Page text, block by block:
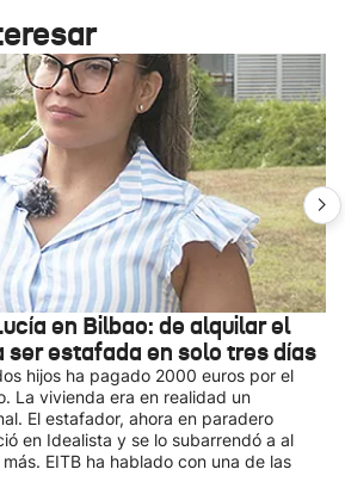
en Bilbao: de alquilar el
estafada en solo tres días
hijos ha pagado 2000 euros por el
La vivienda era en realidad un
El estafador, ahora en paradero
en Idealista y se lo subarrendó a al
EITB ha hablado con una de las